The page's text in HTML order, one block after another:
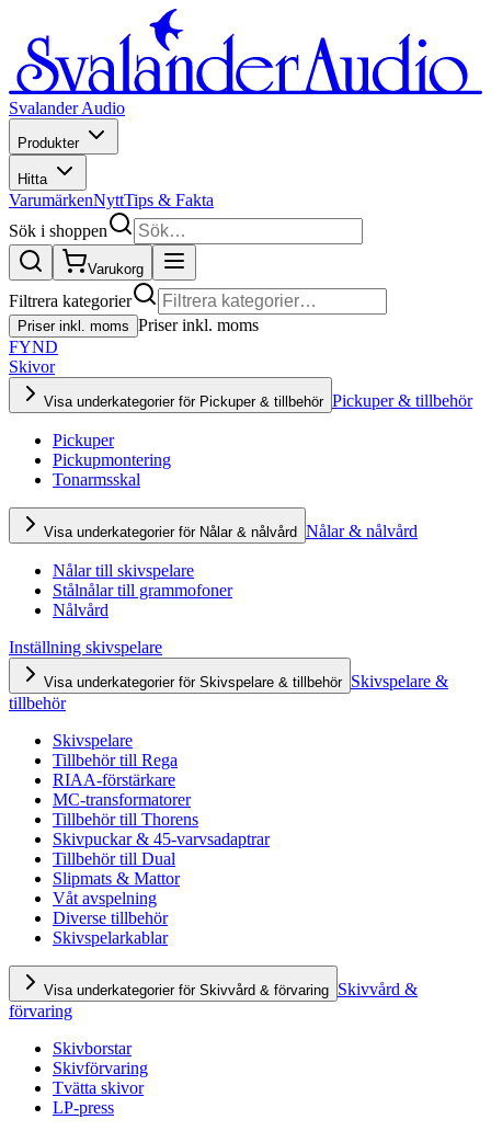
Svalander Audio
Produkter
Hitta
VarumärkenNyttTips & Fakta
Sök i shoppen
Varukorg
Filtrera kategorier
Priser inkl. moms Priser inkl. moms
FYND
Skivor
Visa underkategorier för Pickuper & tillbehör Pickuper & tillbehör
Pickuper
Pickupmontering
Tonarmsskal
Visa underkategorier för Nålar & nålvård Nålar & nålvård
Nålar till skivspelare
Stålnålar till grammofoner
Nålvård
Inställning skivspelare
Visa underkategorier för Skivspelare & tillbehör Skivspelare &
tillbehör
Skivspelare
Tillbehör till Rega
RIAA-förstärkare
MC-transformatorer
Tillbehör till Thorens
Skivpuckar & 45-varvsadaptrar
Tillbehör till Dual
Slipmats & Mattor
Våt avspelning
Diverse tillbehör
Skivspelarkablar
Visa underkategorier för Skivvård & förvaring Skivvård &
förvaring
Skivborstar
Skivförvaring
Tvätta skivor
LP-press